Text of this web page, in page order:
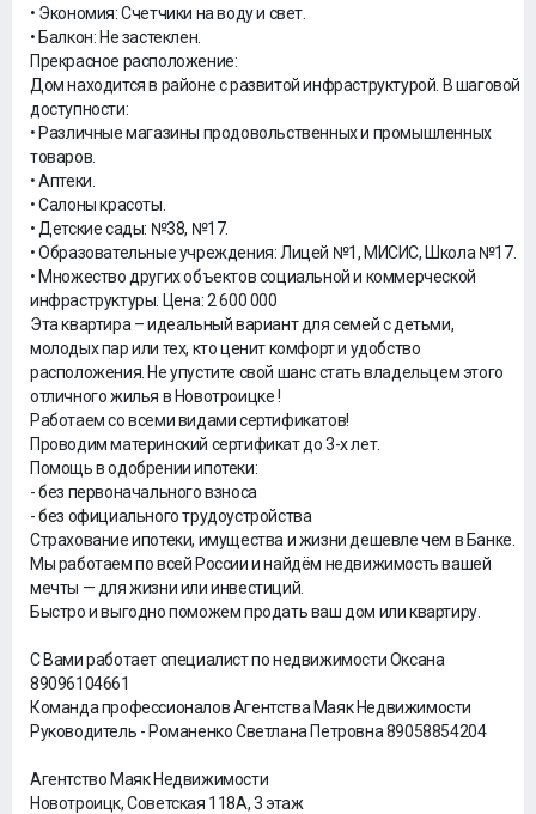
• Экономия: Счетчики на воду и свет.
• Балкон: Не застеклен.
Прекрасное расположение:
Дом находится в районе с развитой инфраструктурой. В шаговой
доступности:
• Различные магазины продовольственных и промышленных
товаров.
• Аптеки.
• Салоны красоты.
• Детские сады: №38, №17.
• Образовательные учреждения: Лицей №1, МИСИС, Школа №17.
• Множество других объектов социальной и коммерческой
инфраструктуры. Цена: 2 600 000
Эта квартира – идеальный вариант для семей с детьми,
молодых пар или тех, кто ценит комфорт и удобство
расположения. Не упустите свой шанс стать владельцем этого
отличного жилья в Новотроицке !
Работаем со всеми видами сертификатов!
Проводим материнский сертификат до 3-х лет.
Помощь в одобрении ипотеки:
- без первоначального взноса
- без официального трудоустройства
Страхование ипотеки, имущества и жизни дешевле чем в Банке.
Мы работаем по всей России и найдём недвижимость вашей
мечты — для жизни или инвестиций.
Быстро и выгодно поможем продать ваш дом или квартиру.
С Вами работает специалист по недвижимости Оксана
89096104661
Команда профессионалов Агентства Маяк Недвижимости
Руководитель - Романенко Светлана Петровна 89058854204
Агентство Маяк Недвижимости
Новотроицк, Советская 118А, 3 этаж